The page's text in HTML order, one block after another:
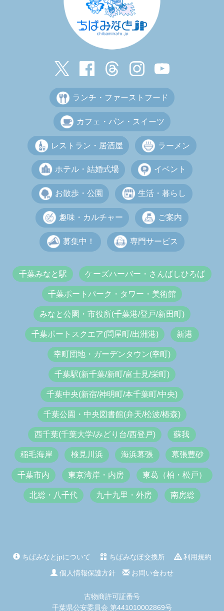
ランチ・ファーストフード
カフェ・パン・スイーツ
レストラン・居酒屋 ラーメン
ホテル・結婚式場 イベント
お散歩・公園 生活・暮らし
趣味・カルチャー ご案内
募集中！ 専門サービス
千葉みなと駅 ケーズハーバー・さんばしひろば
千葉ポートパーク・タワー・美術館
みなと公園・市役所(千葉港/登戸/新田町)
千葉ポートスクエア(問屋町/出洲港) 新港
幸町団地・ガーデンタウン(幸町)
千葉駅(新千葉/新町/富士見/栄町)
千葉中央(新宿/神明町/本千葉町/中央)
千葉公園・中央図書館(弁天/松波/椿森)
西千葉(千葉大学/みどり台/西登戸) 蘇我
稲毛海岸 検見川浜 海浜幕張 幕張豊砂
千葉市内 東京湾岸・内房 東葛（柏・松戸）
北総・八千代 九十九里・外房 南房総
ちばみなとjpについて ちばみなぽ交換所
利用規約
個人情報保護方針
お問い合わせ
古物商許可証番号
千葉県公安委員会 第441010002869号